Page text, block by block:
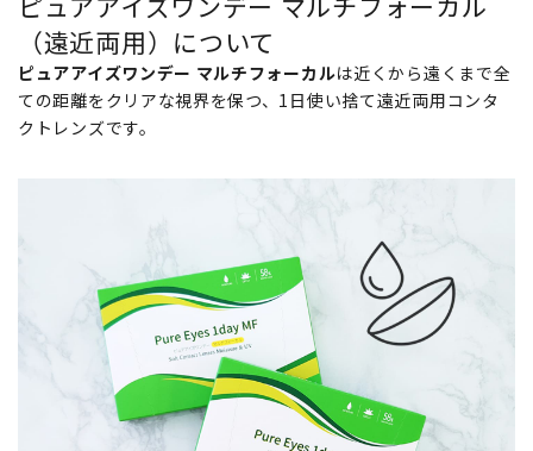
（遠近両用）について
ピュアアイズワンデー マルチフォーカルは近くから遠くまで全
ての距離をクリアな視界を保つ、1日使い捨て遠近両用コンタ
クトレンズです。